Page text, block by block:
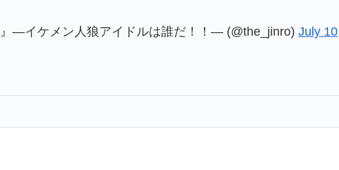
―イケメン人狼アイドルは誰だ！！― (@the_jinro) July